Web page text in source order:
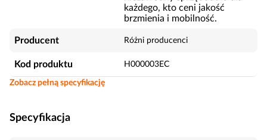
każdego, kto ceni jakość
brzmienia i mobilność.
Producent Różni producenci
Kod produktu H000003EC
Zobacz pełną specyfikację
Specyfikacja